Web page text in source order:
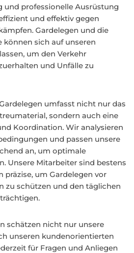
und professionelle Ausrüstung
und effektiv gegen
Gardelegen und die
können sich auf unseren
um den Verkehr
und Unfälle zu
umfasst nicht nur das
sondern auch eine
Koordination. Wir analysieren
und passen unsere
an, um optimale
Unsere Mitarbeiter sind bestens
präzise, um Gardelegen vor
zu schützen und den täglichen
schätzen nicht nur unsere
unseren kundenorientierten
für Fragen und Anliegen